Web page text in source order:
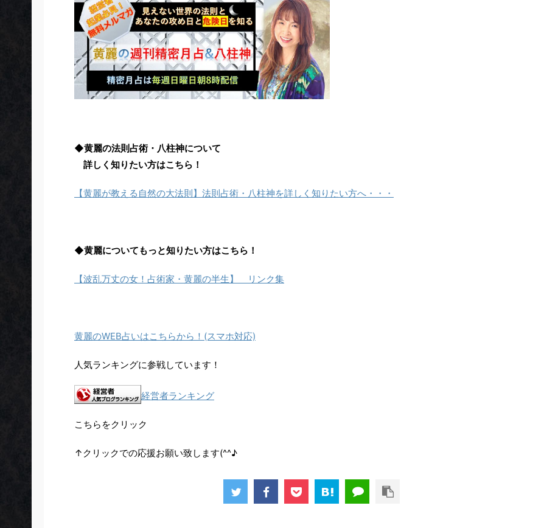
◆黄麗の法則占術・八柱神について
詳しく知りたい方はこちら！
【黄麗が教える自然の大法則】法則占術・八柱神を詳しく知りたい方へ・・・
◆黄麗についてもっと知りたい方はこちら！
【波乱万丈の女！占術家・黄麗の半生】 リンク集
黄麗のWEB占いはこちらから！(スマホ対応)
人気ランキングに参戦しています！
経営者ランキング
こちらをクリック
↑クリックでの応援お願い致します(^^♪